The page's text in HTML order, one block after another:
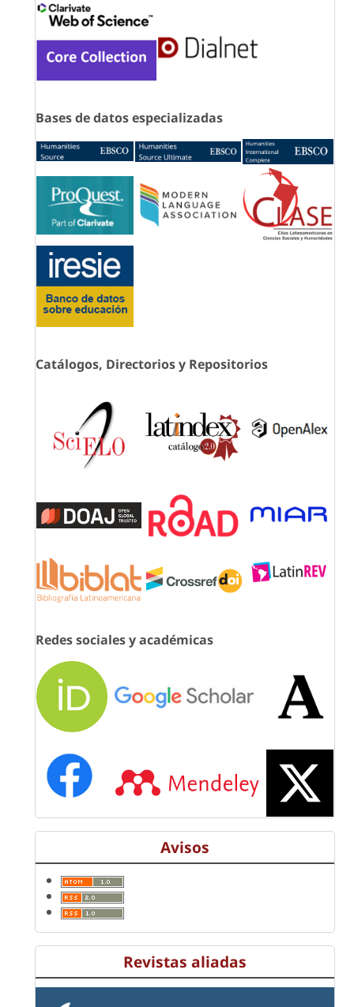
Bases de datos especializadas
Catálogos, Directorios y Repositorios
Redes sociales y académicas
Avisos
Revistas aliadas